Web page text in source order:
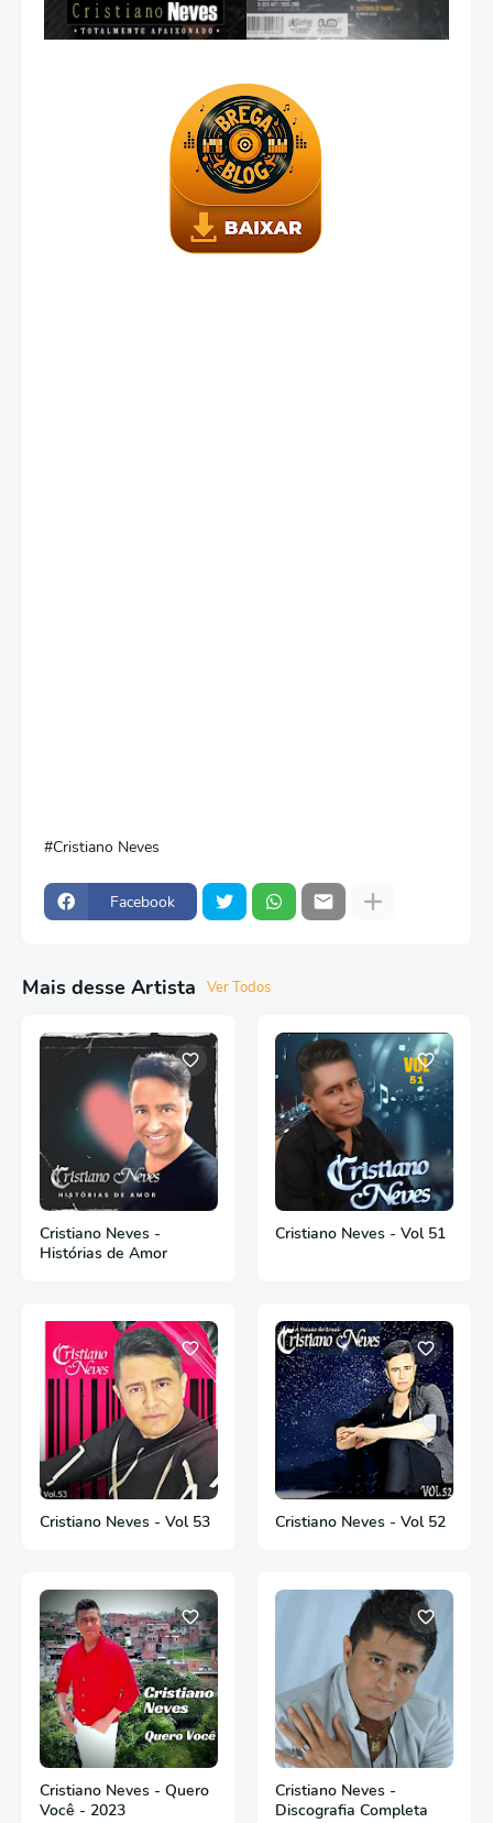
Cristiano Neves
Facebook
Mais desse Artista Ver Todos
Cristiano Neves -
Histórias de Amor
Cristiano Neves - Vol 51
Cristiano Neves - Vol 53 Cristiano Neves - Vol 52
Cristiano Neves - Quero
Você - 2023
Cristiano Neves -
Discografia Completa